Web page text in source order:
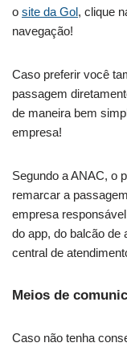
o site da Gol, clique
navegação!
Caso preferir você
passagem
de maneira bem
empresa!
Segundo a ANAC, o
remarcar a
empresa
do app, do balcão de
central de
Meios de
Caso não tenha